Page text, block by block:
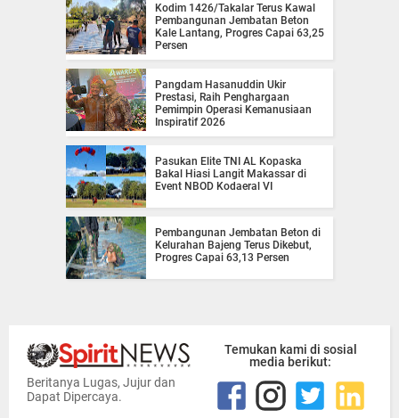
Kodim 1426/Takalar Terus Kawal
Pembangunan Jembatan Beton
Kale Lantang, Progres Capai 63,25
Persen
Pangdam Hasanuddin Ukir
Prestasi, Raih Penghargaan
Pemimpin Operasi Kemanusiaan
Inspiratif 2026
Pasukan Elite TNI AL Kopaska
Bakal Hiasi Langit Makassar di
Event NBOD Kodaeral VI
Pembangunan Jembatan Beton di
Kelurahan Bajeng Terus Dikebut,
Progres Capai 63,13 Persen
Beritanya Lugas, Jujur dan
Dapat Dipercaya.
Temukan kami di sosial
media berikut: